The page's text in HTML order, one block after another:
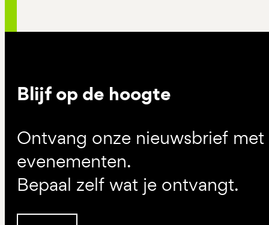
Blijf op de hoogte
Ontvang onze nieuwsbrief
evenementen.
Bepaal zelf wat je ontvangt.